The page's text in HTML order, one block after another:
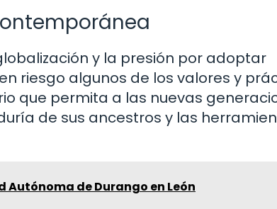
y la presión por adoptar
riesgo algunos de los valores y
que permita a las nuevas
de sus ancestros y las
Autónoma de Durango en León